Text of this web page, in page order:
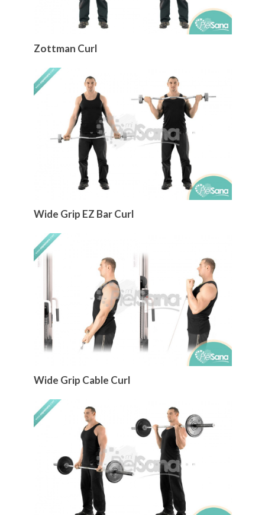
Zottman Curl
Wide Grip EZ Bar Curl
Wide Grip Cable Curl